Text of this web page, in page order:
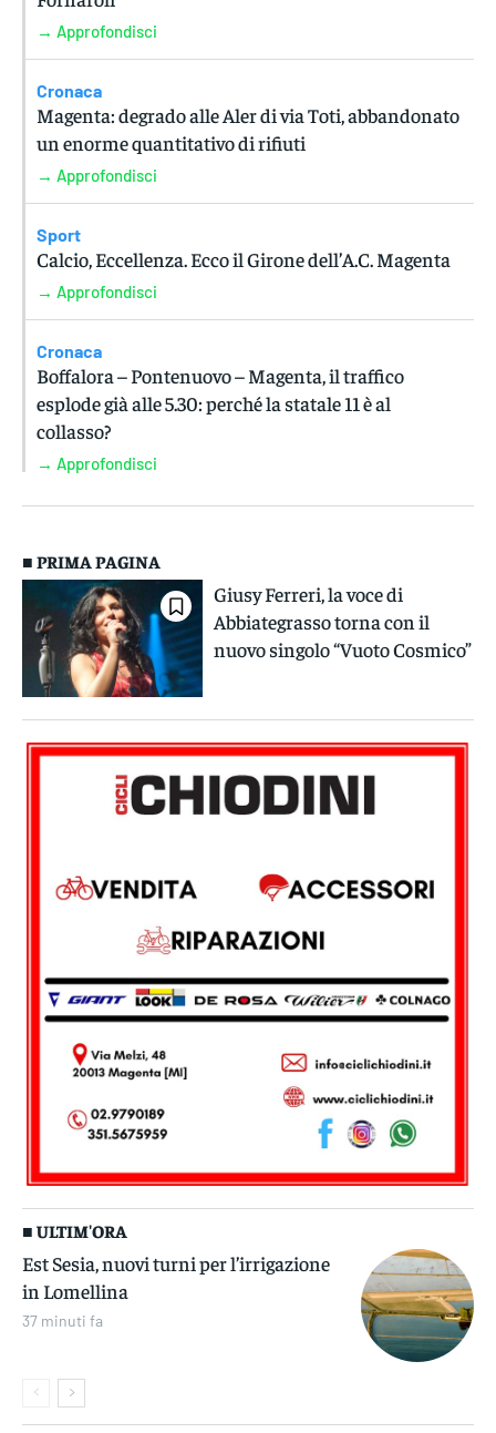
→ Approfondisci
Cronaca
Magenta: degrado alle Aler di via Toti, abbandonato
un enorme quantitativo di rifiuti
→ Approfondisci
Sport
Calcio, Eccellenza. Ecco il Girone dell’A.C. Magenta
→ Approfondisci
Cronaca
Boffalora – Pontenuovo – Magenta, il traffico
esplode già alle 5.30: perché la statale 11 è al
collasso?
→ Approfondisci
■ PRIMA PAGINA
Giusy Ferreri, la voce di
Abbiategrasso torna con il
nuovo singolo “Vuoto Cosmico”
■ ULTIM'ORA
Est Sesia, nuovi turni per l’irrigazione
in Lomellina
37 minuti fa